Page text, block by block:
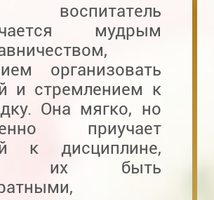
воспитатель
мудрым
организовать
и стремлением к
Она мягко, но
приучает
к дисциплине,
их быть